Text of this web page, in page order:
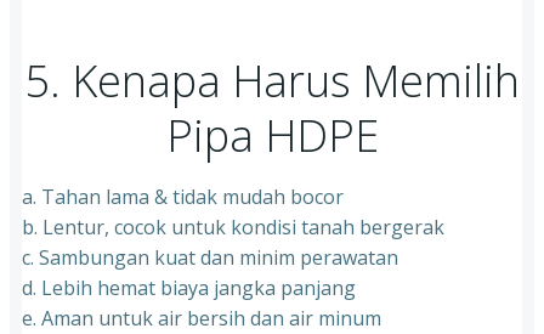
5. Kenapa Harus Memilih
Pipa HDPE
a. Tahan lama & tidak mudah bocor
b. Lentur, cocok untuk kondisi tanah bergerak
c. Sambungan kuat dan minim perawatan
d. Lebih hemat biaya jangka panjang
e. Aman untuk air bersih dan air minum